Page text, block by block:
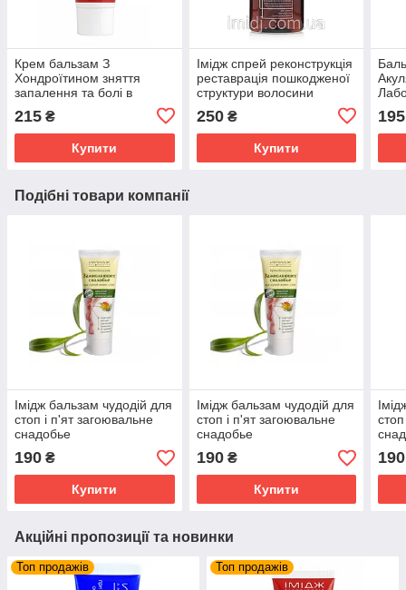
Крем бальзам З
Хондроїтином зняття
запалення та болі в
суглобах, м'язах і хребті
Імідж Лабораторія
215 ₴
Купити
Імідж спрей реконструкція
реставрація пошкодженої
структури волосини
250₴
Купити
195
Подібні товари компанії
Імідж бальзам чудодій для
стоп і п'ят загоювальне
снадобье
190 ₴
Купити
Імідж бальзам чудодій для
стоп і п'ят загоювальне
снадобье
190₴
Купити
190
Акційні пропозиції та новинки
Топ продажів Топ продажів